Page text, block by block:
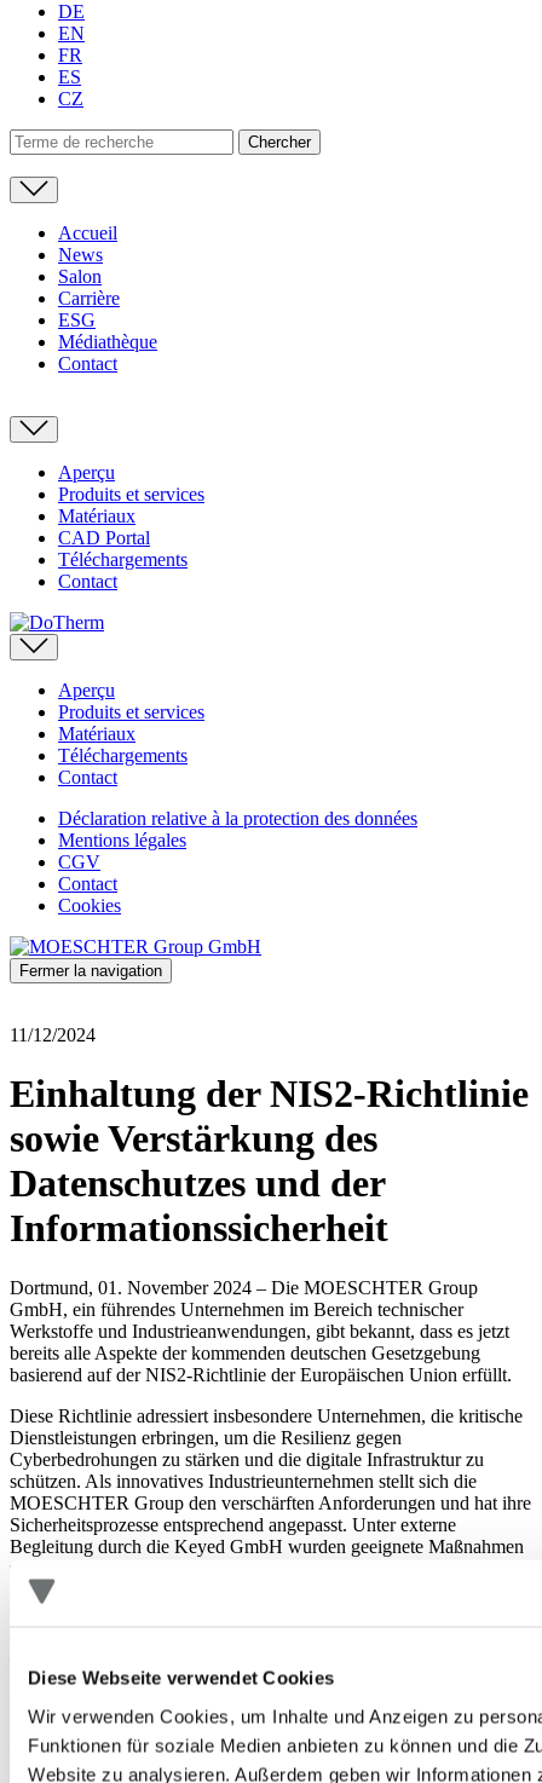
Diese Webseite verwendet Cookies
Wir verwenden Cookies, um Inhalte und Anzeigen zu
Funktionen für soziale Medien anbieten zu können und die
Website zu analysieren. Außerdem geben wir Informationen
DE
EN
FR
ES
CZ
Accueil
News
Salon
Carrière
ESG
Médiathèque
Contact
Aperçu
Produits et services
Matériaux
CAD Portal
Téléchargements
Contact
Aperçu
Produits et services
Matériaux
Téléchargements
Contact
Déclaration relative à la protection des données
Mentions légales
CGV
Contact
Cookies
Fermer la navigation
11/12/2024
Einhaltung der NIS2-Richtlinie
sowie Verstärkung des
Datenschutzes und der
Informationssicherheit
Dortmund, 01. November 2024 – Die MOESCHTER Group
GmbH, ein führendes Unternehmen im Bereich technischer
Werkstoffe und Industrieanwendungen, gibt bekannt, dass es jetzt
bereits alle Aspekte der kommenden deutschen Gesetzgebung
basierend auf der NIS2-Richtlinie der Europäischen Union erfüllt.
Diese Richtlinie adressiert insbesondere Unternehmen, die kritische
Dienstleistungen erbringen, um die Resilienz gegen
Cyberbedrohungen zu stärken und die digitale Infrastruktur zu
schützen. Als innovatives Industrieunternehmen stellt sich die
MOESCHTER Group den verschärften Anforderungen und hat ihre
Sicherheitsprozesse entsprechend angepasst. Unter externe
Begleitung durch die Keyed GmbH wurden geeignete Maßnahmen
zur vollständigen Konformität der NIS2-Richtlinie umgesetzt.
„Datenschutz und die Sicherheit unserer Daten und Systeme sind
umgesetzten Maßnahmen wollen wir darüber hinaus nicht nur die
auch das Vertrauen unserer Kunden und Partner weiter festigen.
Die Sicherstellung eines hohen Datenschutzniveaus ist für uns eine